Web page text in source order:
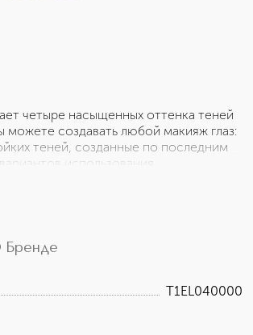
четыре насыщенных оттенка теней
можете создавать любой макияж глаз:
теней, созданные по последним
использования,
уникальной технологии с
дерзкого образа.
Бренде
T1EL040000